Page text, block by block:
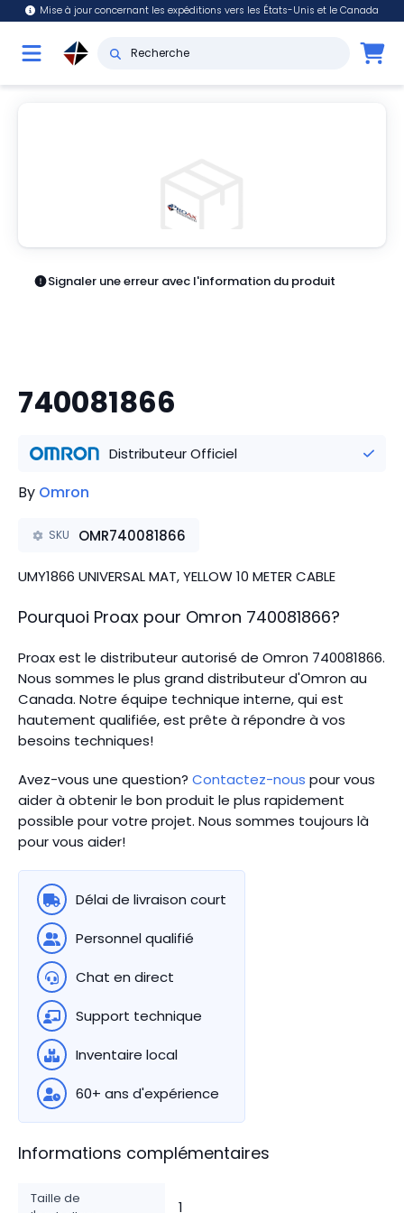
Mise à jour concernant les expéditions vers les États-Unis et le Canada
Signaler une erreur avec l'information du produit
740081866
Distributeur Officiel
By Omron
SKU OMR740081866
UMY1866 UNIVERSAL MAT, YELLOW 10 METER CABLE
Pourquoi Proax pour Omron 740081866?
Proax est le distributeur autorisé de Omron 740081866.
Nous sommes le plus grand distributeur d'Omron au
Canada. Notre équipe technique interne, qui est
hautement qualifiée, est prête à répondre à vos
besoins techniques!
Avez-vous une question? Contactez-nous pour vous
aider à obtenir le bon produit le plus rapidement
possible pour votre projet. Nous sommes toujours là
pour vous aider!
Délai de livraison court
Personnel qualifié
Chat en direct
Support technique
Inventaire local
60+ ans d'expérience
Informations complémentaires
Taille de
1